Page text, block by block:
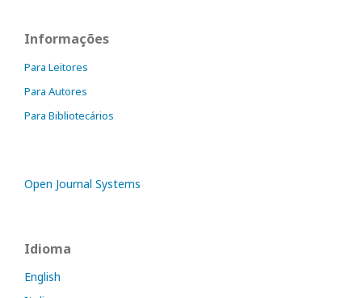
Informações
Para Leitores
Para Autores
Para Bibliotecários
Open Journal Systems
Idioma
English